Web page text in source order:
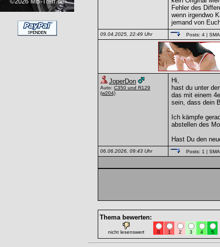
Fehler des
wenn irgendwo
jemand von
09.04.2025, 22:49 Uhr Posts: 4 |
JoperDon
Auto: C350 und R129
(w204)
Hi,
hast du unter
das mit einem
sein, dass dein
Ich kämpfe
abstellen des
Hast Du den
06.06.2026, 09:43 Uhr Posts: 1 |
Thema bewerten:
nicht lesenswert 0 1 2 3 4 5